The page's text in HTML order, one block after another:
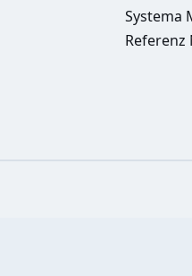
Systema
Referenz